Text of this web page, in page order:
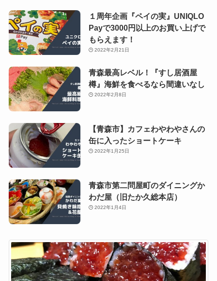
１周年企画『ペイの実』UNIQLO
Payで3000円以上のお買い上げで
もらえます！
2022年2月21日
青森最高レベル！『すし居酒屋
樽』海鮮を食べるなら間違いなし
2022年2月8日
【青森市】カフェわやわやさんの
缶に入ったショートケーキ
2022年1月25日
青森市第二問屋町のダイニングか
わだ屋（旧たか久総本店）
2022年1月4日